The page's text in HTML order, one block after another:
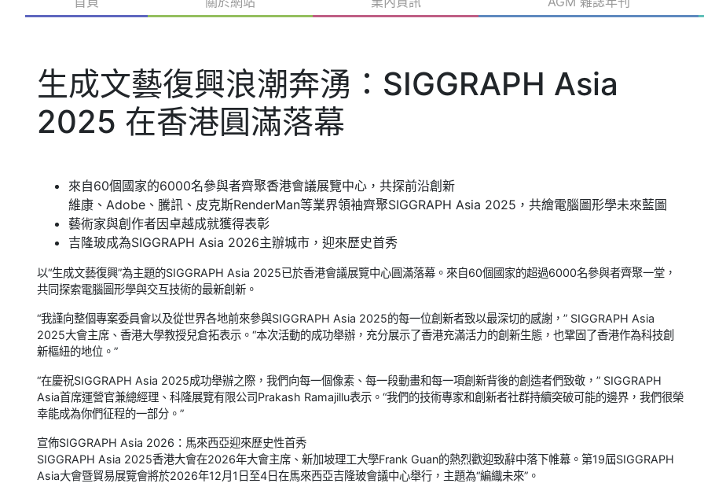
生成文藝復興浪潮奔湧：SIGGRAPH Asia
2025 在香港圓滿落幕
來自60個國家的6000名參與者齊聚香港會議展覽中心，共探前沿創新
維康、Adobe、騰訊、皮克斯RenderMan等業界領袖齊聚SIGGRAPH Asia 2025，共繪電腦圖形學未來藍圖
藝術家與創作者因卓越成就獲得表彰
吉隆玻成為SIGGRAPH Asia 2026主辦城市，迎來歷史首秀
以“生成文藝復興”為主題的SIGGRAPH Asia 2025已於香港會議展覽中心圓滿落幕。來自60個國家的超過6000名參與者齊聚一堂，
共同探索電腦圖形學與交互技術的最新創新。
“我謹向整個專案委員會以及從世界各地前來參與SIGGRAPH Asia 2025的每一位創新者致以最深切的感謝，” SIGGRAPH Asia
2025大會主席、香港大學教授兒倉拓表示。“本次活動的成功舉辦，充分展示了香港充滿活力的創新生態，也鞏固了香港作為科技創
新樞紐的地位。”
“在慶祝SIGGRAPH Asia 2025成功舉辦之際，我們向每一個像素、每一段動畫和每一項創新背後的創造者們致敬，” SIGGRAPH
Asia首席運營官兼總經理、科隆展覽有限公司Prakash Ramajillu表示。“我們的技術專家和創新者社群持續突破可能的邊界，我們很榮
幸能成為你們征程的一部分。”
宣佈SIGGRAPH Asia 2026：馬來西亞迎來歷史性首秀
SIGGRAPH Asia 2025香港大會在2026年大會主席、新加坡理工大學Frank Guan的熱烈歡迎致辭中落下帷幕。第19屆SIGGRAPH
Asia大會暨貿易展覽會將於2026年12月1日至4日在馬來西亞吉隆玻會議中心舉行，主題為“編織未來”。